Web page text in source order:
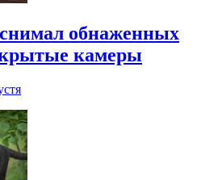
обнаженных
камеры